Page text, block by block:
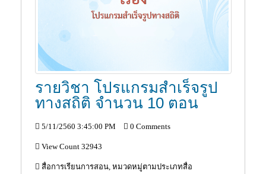
รายวิชา โปรแกรมสำเร็จรูป
ทางสถิติ จำนวน 10 ตอน
5/11/2560 3:45:00 PM 0 Comments
View Count 32943
สื่อการเรียนการสอน, หมวดหมู่ตามประเภทสื่อ